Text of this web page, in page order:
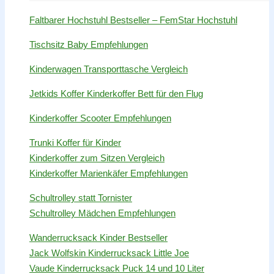
Faltbarer Hochstuhl Bestseller – FemStar Hochstuhl
Tischsitz Baby Empfehlungen
Kinderwagen Transporttasche Vergleich
Jetkids Koffer Kinderkoffer Bett für den Flug
Kinderkoffer Scooter Empfehlungen
Trunki Koffer für Kinder
Kinderkoffer zum Sitzen Vergleich
Kinderkoffer Marienkäfer Empfehlungen
Schultrolley statt Tornister
Schultrolley Mädchen Empfehlungen
Wanderrucksack Kinder Bestseller
Jack Wolfskin Kinderrucksack Little Joe
Vaude Kinderrucksack Puck 14 und 10 Liter